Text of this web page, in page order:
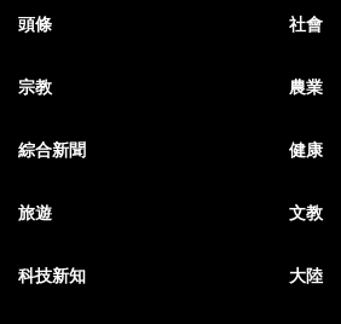
頭條 社會
宗教 農業
綜合新聞 健康
旅遊 文教
科技新知 大陸